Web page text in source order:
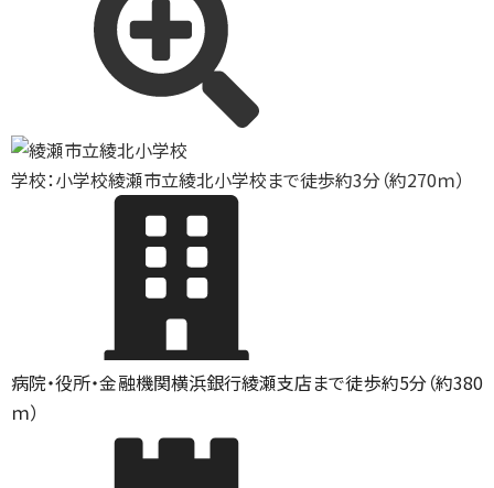
学校：小学校綾瀬市立綾北小学校まで徒歩約3分（約270ｍ）
病院・役所・金融機関横浜銀行綾瀬支店まで徒歩約5分（約380
ｍ）